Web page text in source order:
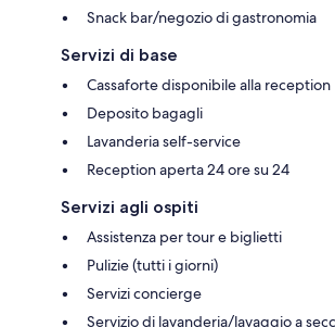
Snack bar/negozio di gastronomia
Servizi di base
Cassaforte disponibile alla reception
Deposito bagagli
Lavanderia self-service
Reception aperta 24 ore su 24
Servizi agli ospiti
Assistenza per tour e biglietti
Pulizie (tutti i giorni)
Servizi concierge
Servizio di lavanderia/lavaggio a